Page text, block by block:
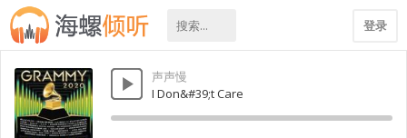
登录
声声慢
I Don&#39;t Care